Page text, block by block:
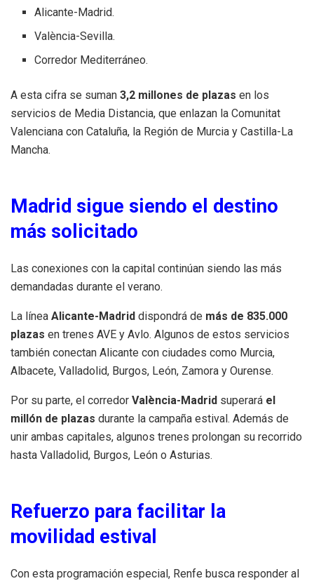
Alicante-Madrid.
València-Sevilla.
Corredor Mediterráneo.
A esta cifra se suman 3,2 millones de plazas en los
servicios de Media Distancia, que enlazan la Comunitat
Valenciana con Cataluña, la Región de Murcia y Castilla-La
Mancha.
Madrid sigue siendo el destino
más solicitado
Las conexiones con la capital continúan siendo las más
demandadas durante el verano.
La línea Alicante-Madrid dispondrá de más de 835.000
plazas en trenes AVE y Avlo. Algunos de estos servicios
también conectan Alicante con ciudades como Murcia,
Albacete, Valladolid, Burgos, León, Zamora y Ourense.
Por su parte, el corredor València-Madrid superará el
millón de plazas durante la campaña estival. Además de
unir ambas capitales, algunos trenes prolongan su recorrido
hasta Valladolid, Burgos, León o Asturias.
Refuerzo para facilitar la
movilidad estival
Con esta programación especial, Renfe busca responder al